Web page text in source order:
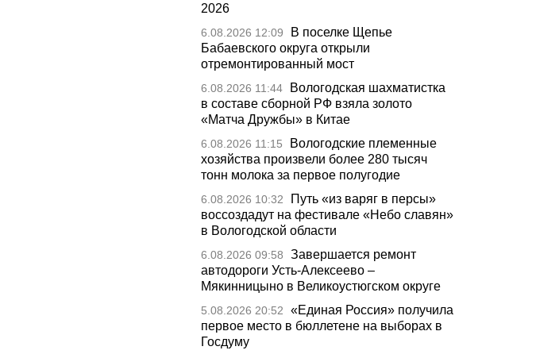
2026
6.08.2026 12:09
В поселке Щепье
Бабаевского округа открыли
отремонтированный мост
6.08.2026 11:44
Вологодская шахматистка
в составе сборной РФ взяла золото
«Матча Дружбы» в Китае
6.08.2026 11:15
Вологодские племенные
хозяйства произвели более 280 тысяч
тонн молока за первое полугодие
6.08.2026 10:32
Путь «из варяг в персы»
воссоздадут на фестивале «Небо славян»
в Вологодской области
6.08.2026 09:58
Завершается ремонт
автодороги Усть-Алексеево –
Мякинницыно в Великоустюгском округе
5.08.2026 20:52
«Единая Россия» получила
первое место в бюллетене на выборах в
Госдуму